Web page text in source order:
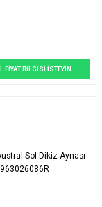
FİYAT BİLGİSİ İSTEYİN
Sol Dikiz Aynası
963026086R